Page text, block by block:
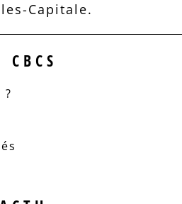
Capitale.
CBCS
?